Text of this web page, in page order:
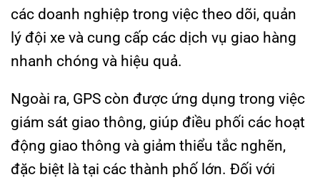
các doanh nghiệp trong việc theo dõi, quản
lý đội xe và cung cấp các dịch vụ giao hàng
nhanh chóng và hiệu quả.
Ngoài ra, GPS còn được ứng dụng trong việc
giám sát giao thông, giúp điều phối các hoạt
động giao thông và giảm thiểu tắc nghẽn,
đặc biệt là tại các thành phố lớn. Đối với